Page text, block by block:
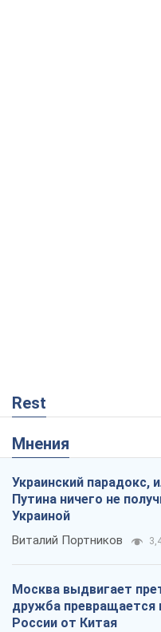
Rest
Мнения
Украинский парадокс,
Путина ничего не
Украиной
Виталий Портников
Москва выдвигает
дружба превращается
России от Китая